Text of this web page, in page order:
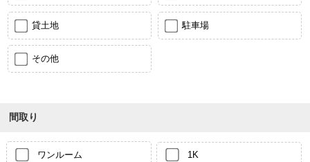
貸土地 駐車場
その他
間取り
ワンルーム 1K